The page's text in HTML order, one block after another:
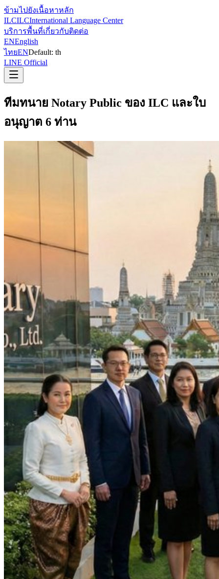
ข้ามไปยังเนื้อหาหลัก
ILCILCInternational Language Center
บริการพื้นที่เกี่ยวกับติดต่อ
ENEnglish
ไทยENDefault: th
LINE Official
ทีมทนาย Notary Public ของ ILC และใบ
อนุญาต 6 ท่าน